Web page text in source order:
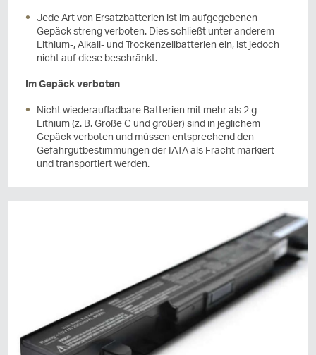
Jede Art von Ersatzbatterien ist im aufgegebenen
Gepäck streng verboten. Dies schließt unter anderem
Lithium-, Alkali- und Trockenzellbatterien ein, ist jedoch
nicht auf diese beschränkt.
Im Gepäck verboten
Nicht wiederaufladbare Batterien mit mehr als 2 g
Lithium (z. B. Größe C und größer) sind in jeglichem
Gepäck verboten und müssen entsprechend den
Gefahrgutbestimmungen der IATA als Fracht markiert
und transportiert werden.